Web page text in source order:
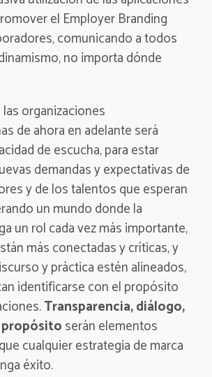
el Employer Branding
comunicando a todos
no importa dónde
organizaciones
de ahora en adelante será
de escucha, para estar
demandas y expectativas de
y de los talentos que esperan
un mundo donde la
un rol cada vez más importante,
más conectadas y críticas, y
y práctica estén alineados,
identificarse con el propósito
Transparencia, diálogo,
serán elementos
cualquier estrategia de marca
éxito.